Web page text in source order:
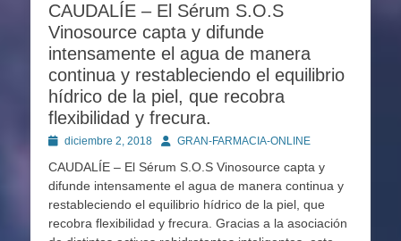
CAUDALÍE – El Sérum S.O.S
Vinosource capta y difunde
intensamente el agua de manera
continua y restableciendo el equilibrio
hídrico de la piel, que recobra
flexibilidad y frecura.
Publicado
diciembre 2, 2018 AutorGRAN-FARMACIA-ONLINE
CAUDALÍE – El Sérum S.O.S Vinosource capta y
difunde intensamente el agua de manera continua y
restableciendo el equilibrio hídrico de la piel, que
recobra flexibilidad y frecura. Gracias a la asociación